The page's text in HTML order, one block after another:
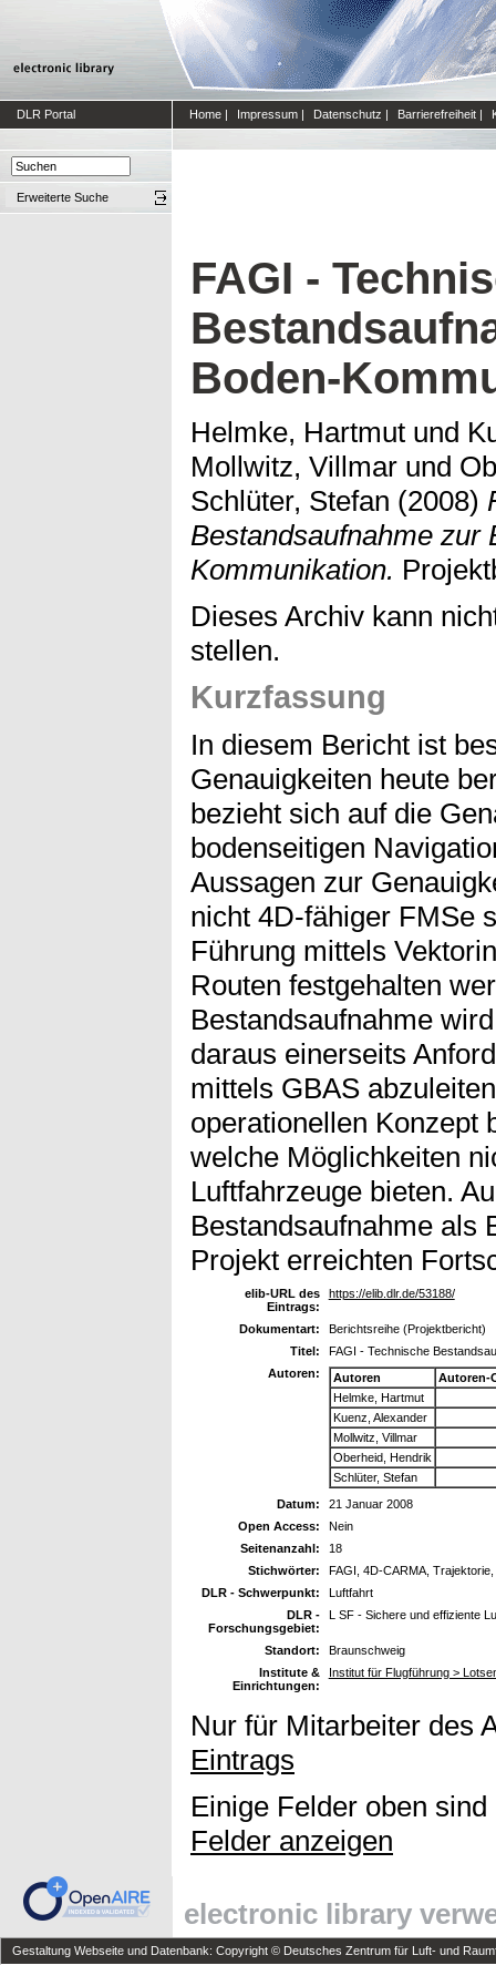
DLR Portal Home | Impressum | Datenschutz | Barrierefreiheit |
Erweiterte Suche
FAGI -
Boden-
Helmke, Hartmut und
Mollwitz, Villmar und
Schlüter, Stefan (2008)
Bestandsaufnahme zur
Kommunikation.
Dieses Archiv kann
stellen.
Kurzfassung
In diesem Bericht ist
Genauigkeiten heute
bezieht sich auf die
bodenseitigen
Aussagen zur
nicht 4D-fähiger FMSe
Führung mittels
Routen festgehalten
Bestandsaufnahme
daraus einerseits
mittels GBAS
operationellen Konzept
welche Möglichkeiten
Luftfahrzeuge bieten.
Bestandsaufnahme als
Projekt erreichten
elib-URL des
Eintrags:
https://elib.dlr.de/53188/
Dokumentart:
Berichtsreihe (Projektbericht)
Titel:
FAGI - Technische
Autoren:
Autoren
Autoren-
Helmke, Hartmut
Kuenz, Alexander
Mollwitz, Villmar
Oberheid, Hendrik
Schlüter, Stefan
Datum:
21 Januar 2008
Open Access:
Nein
Seitenanzahl:
18
Stichwörter:
FAGI, 4D-CARMA,
DLR - Schwerpunkt:
Luftfahrt
DLR -
Forschungsgebiet:
L SF - Sichere und effiziente
Standort:
Braunschweig
Institute &
Einrichtungen:
Institut für Flugführung >
Nur für Mitarbeiter des
Eintrags
Einige Felder oben
Felder anzeigen
electronic library
Gestaltung Webseite und Datenbank: Copyright © Deutsches Zentrum für Luft- und